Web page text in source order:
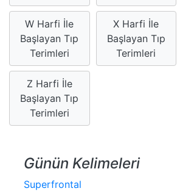
W Harfi İle
Başlayan Tıp
Terimleri
X Harfi İle
Başlayan Tıp
Terimleri
Z Harfi İle
Başlayan Tıp
Terimleri
Günün Kelimeleri
Superfrontal